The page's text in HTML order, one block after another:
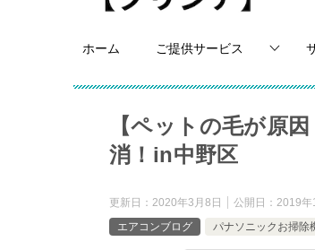
ホーム ご提供サービス
【ペットの毛が原
消！in中野区
更新日： 2020年3月8日 公開日： 2019年
エアコンブログ
パナソニックお掃除